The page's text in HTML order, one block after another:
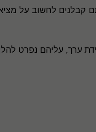
קבלנים לחשוב על
ערך, עליהם נפרט